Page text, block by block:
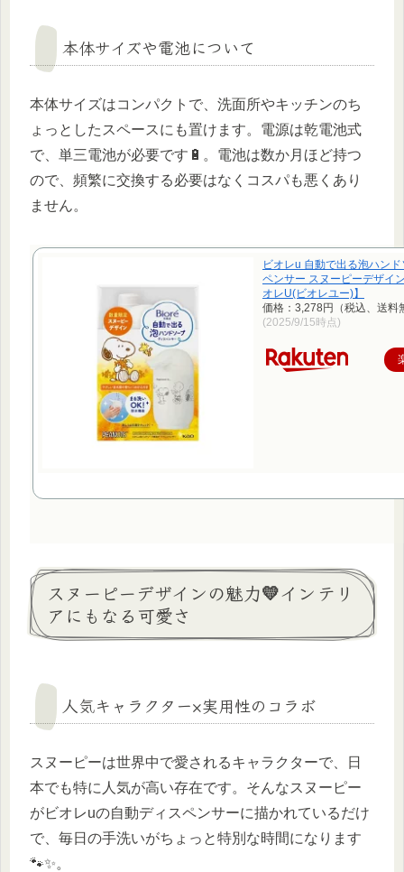
本体サイズや電池について
本体サイズはコンパクトで、洗面所やキッチンのち
ょっとしたスペースにも置けます。電源は乾電池式
で、単三電池が必要です🔋。電池は数か月ほど持つ
ので、頻繁に交換する必要はなくコスパも悪くあり
ません。
ビオレu 自動で出る泡ハン
ペンサー スヌーピーデザイ
オレU(ビオレユー)】
価格：3,278円（税込、送料
(2025/9/15時点)
スヌーピーデザインの魅力💛インテリ
アにもなる可愛さ
人気キャラクター×実用性のコラボ
スヌーピーは世界中で愛されるキャラクターで、日
本でも特に人気が高い存在です。そんなスヌーピー
がビオレuの自動ディスペンサーに描かれているだけ
で、毎日の手洗いがちょっと特別な時間になります
🐾✨。